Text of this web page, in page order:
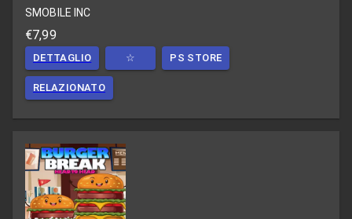
SMOBILE INC
€7,99
DETTAGLIO ☆ PS STORE
RELAZIONATO